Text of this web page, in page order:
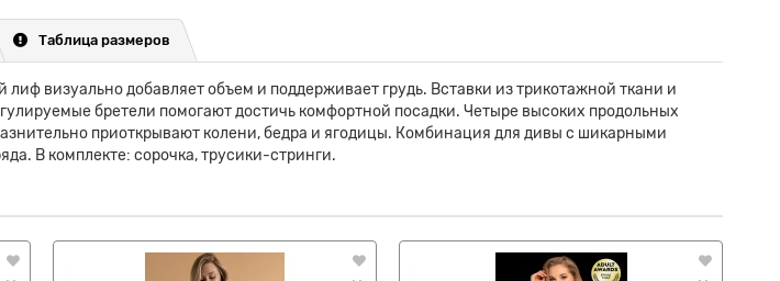
Таблица размеров
визуально добавляет объем и поддерживает грудь. Вставки из трикотажной ткани и
бретели помогают достичь комфортной посадки. Четыре высоких продольных
приоткрывают колени, бедра и ягодицы. Комбинация для дивы с шикарными
В комплекте: сорочка, трусики-стринги.